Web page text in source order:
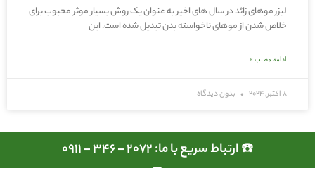
لیزر موهای زائد در سال های اخیر به عنوان یک روش بسیار موثر محبوب برای
خلاص شدن از موهای ناخواسته بدن تبدیل شده است. این
ادامه مطلب »
8 اکتبر, 2024 بدون دیدگاه
☎️ ارتباط سریع با ما: 2072 - 346 - 0911